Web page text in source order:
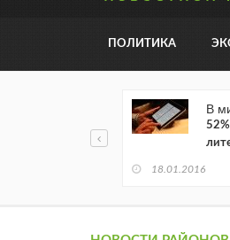
ПОЛИТИКА
В
18.01.2016